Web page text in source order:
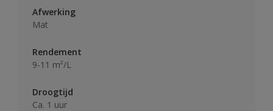
Afwerking
Mat
Rendement
9-11 m²/L
Droogtijd
Ca. 1 uur